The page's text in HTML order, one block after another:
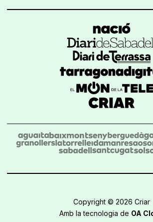
Copyright © 2026 Criar
Amb la tecnologia de OA